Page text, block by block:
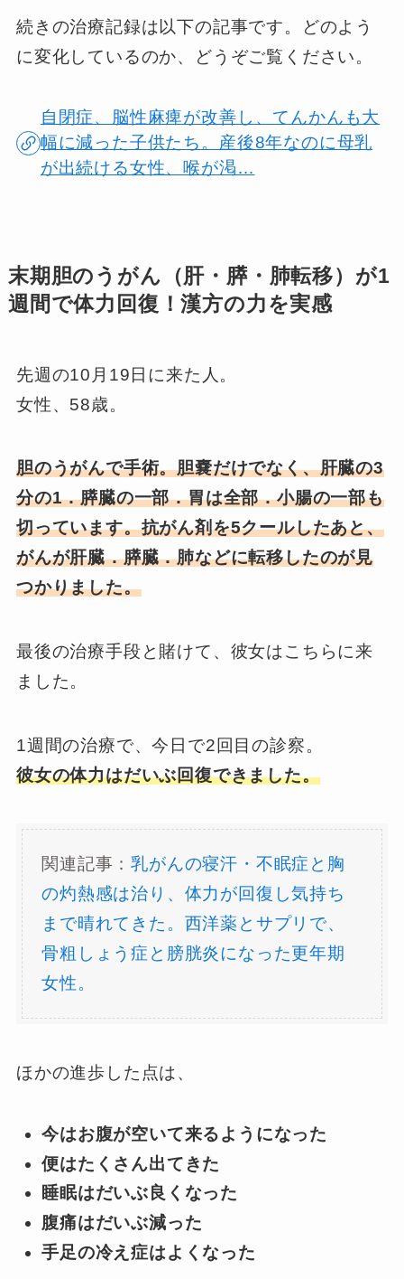
続きの治療記録は以下の記事です。どのよう
に変化しているのか、どうぞご覧ください。
自閉症、脳性麻痺が改善し、てんかんも大
幅に減った子供たち。産後8年なのに母乳
が出続ける女性、喉が渇…
末期胆のうがん（肝・膵・肺転移）が1
週間で体力回復！漢方の力を実感
先週の10月19日に来た人。
女性、58歳。
胆のうがんで手術。胆嚢だけでなく、肝臓の3
分の1．膵臓の一部．胃は全部．小腸の一部も
切っています。抗がん剤を5クールしたあと、
がんが肝臓．膵臓．肺などに転移したのが見
つかりました。
最後の治療手段と賭けて、彼女はこちらに来
ました。
1週間の治療で、今日で2回目の診察。
彼女の体力はだいぶ回復できました。
関連記事：乳がんの寝汗・不眠症と胸
の灼熱感は治り、体力が回復し気持ち
まで晴れてきた。西洋薬とサプリで、
骨粗しょう症と膀胱炎になった更年期
女性。
ほかの進歩した点は、
今はお腹が空いて来るようになった
便はたくさん出てきた
睡眠はだいぶ良くなった
腹痛はだいぶ減った
手足の冷え症はよくなった